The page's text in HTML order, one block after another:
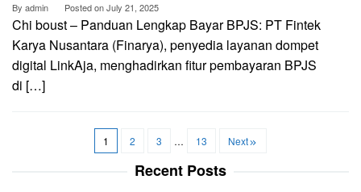
By admin Posted onJuly 21, 2025
Chi boust – Panduan Lengkap Bayar BPJS: PT Fintek
Karya Nusantara (Finarya), penyedia layanan dompet
digital LinkAja, menghadirkan fitur pembayaran BPJS
di […]
1 2 3 … 13 Next
Recent Posts